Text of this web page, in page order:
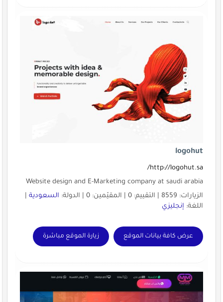
logohut
http://logohut.sa/
Website design and E-Marketing company at saudi arabia
الزيارات: 8559 | التقييم: 0 | المقيّمين: 0 | الدولة:
السعودية|
اللغة: إنجليزي
عرض كافة بيانات الموقع زيارة الموقع مباشرة